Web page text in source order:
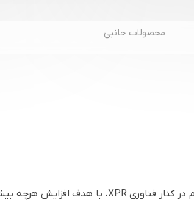
محصولات جانبی
XPR، با هدف افزایش هرچه